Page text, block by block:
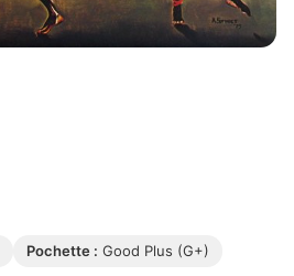
Pochette : Good Plus (G+)